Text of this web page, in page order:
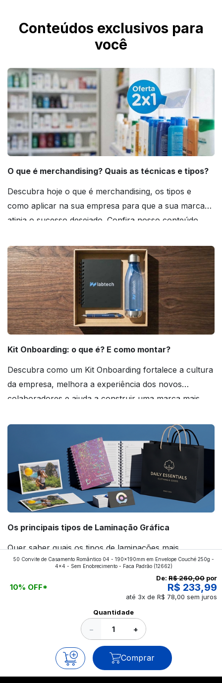
Conteúdos exclusivos para
você
O que é merchandising? Quais as técnicas e tipos?
Descubra hoje o que é merchandising, os tipos e
como aplicar na sua empresa para que a sua marca
atinja o sucesso desejado. Confira nosso conteúdo
Kit Onboarding: o que é? E como montar?
Descubra como um Kit Onboarding fortalece a cultura
da empresa, melhora a experiência dos novos
colaboradores e ajuda a construir uma marca mais
Os principais tipos de Laminação Gráfica
Quer saber quais os tipos de laminações mais
aplicados nos impressos da gráfica FuturaIM? Então,
continue a leitura que vamos revelar para você!
50 Convite de Casamento Romântico 04 - 190x190mm em Envelope Couché 250g -
4x4 - Sem Enobrecimento - Faca Padrão(12662)
10% OFF*
De: R$ 260,00 por
R$ 233,99
até 3x de R$ 78,00 sem juros
Quantidade
− +
Comprar